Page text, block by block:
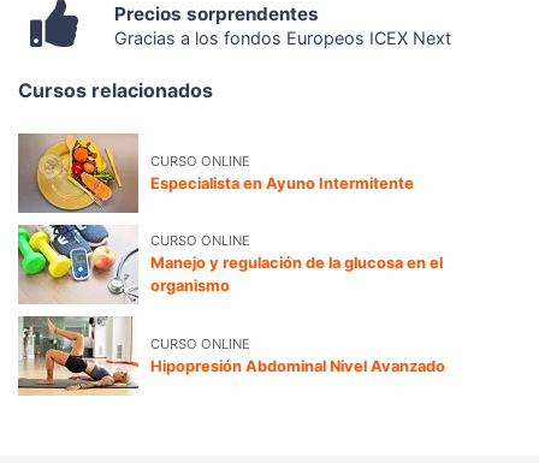
Precios sorprendentes
Gracias a los fondos Europeos ICEX Next
Cursos relacionados
CURSO ONLINE
Especialista en Ayuno Intermitente
CURSO ONLINE
Manejo y regulación de la glucosa en el
organismo
CURSO ONLINE
Hipopresión Abdominal Nivel Avanzado